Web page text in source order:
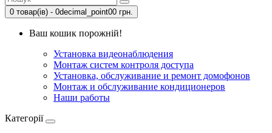
0 товар(ів) - 0decimal_point00 грн.
Ваш кошик порожній!
Установка видеонаблюдения
Монтаж систем контроля доступа
Установка, обслуживание и ремонт домофонов
Монтаж и обслуживание кондиционеров
Наши работы
Категорії